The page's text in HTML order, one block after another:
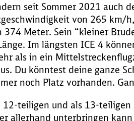
seit Sommer 2021 auch
von 265 km/
Meter. Sein “kleiner
Im längsten ICE 4
als in ein
Du könntest deine ganze
noch Platz vorhanden.
teiligen und als 13-
allerhand unterbringen